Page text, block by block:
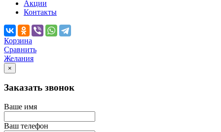
Акции
Контакты
Корзина
Сравнить
Желания
×
Заказать звонок
Ваше имя
Ваш телефон